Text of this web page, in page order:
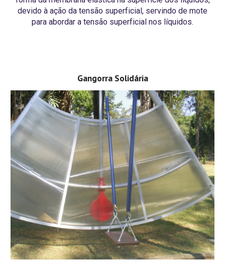
devido à ação da tensão superficial, servindo de mote
para abordar a tensão superficial nos líquidos.
Gangorra Solidária